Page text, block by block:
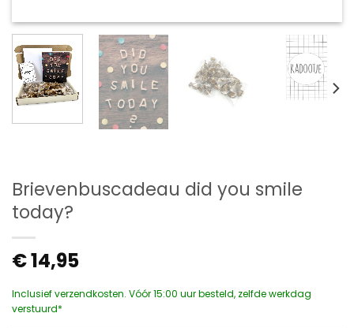
Brievenbuscadeau did you smile
today?
€14,95
Inclusief verzendkosten. Vóór 15:00 uur besteld, zelfde werkdag
verstuurd*